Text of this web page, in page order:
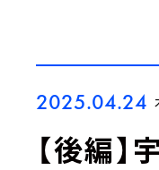
2025.04.24
【後編